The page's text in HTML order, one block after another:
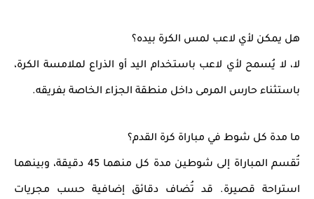
هل يمكن لأي لاعب لمس الكرة بيده؟
لا، لا يُسمح لأي لاعب باستخدام اليد أو الذراع لملامسة الكرة،
باستثناء حارس المرمى داخل منطقة الجزاء الخاصة بفريقه.
ما مدة كل شوط في مباراة كرة القدم؟
تُقسم المباراة إلى شوطين مدة كل منهما 45 دقيقة ، وبينهما
استراحة قصيرة. قد تُضاف دقائق إضافية حسب مجريات